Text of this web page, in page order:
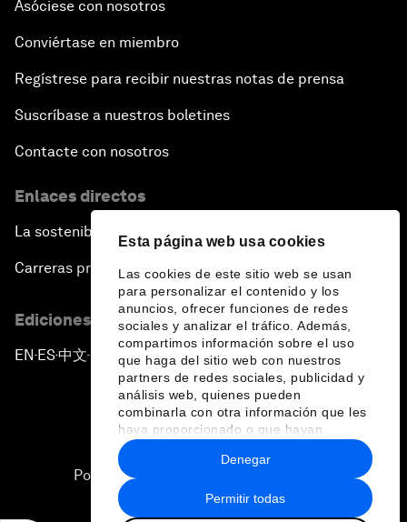
Esta página web usa cookies
Las cookies de este sitio web se usan
para personalizar el contenido y los
anuncios, ofrecer funciones de redes
sociales y analizar el tráfico. Además,
compartimos información sobre el uso
que haga del sitio web con nuestros
partners de redes sociales, publicidad y
análisis web, quienes pueden
combinarla con otra información que les
haya proporcionado o que hayan
recopilado a partir del uso que haya
hecho de sus servicios.
Permitir todas
Denegar
Asóciese con nosotros
Conviértase en miembro
Regístrese para recibir nuestras notas de prensa
Suscríbase a nuestros boletines
Contacte con nosotros
Enlaces directos
La sostenibilidad en el Foro
Carreras profesionales
Ediciones en otros idiomas
EN ▪ ES▪中文▪ 日本語
Política de privacidad y normas de uso